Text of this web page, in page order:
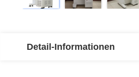
Detail-Informationen